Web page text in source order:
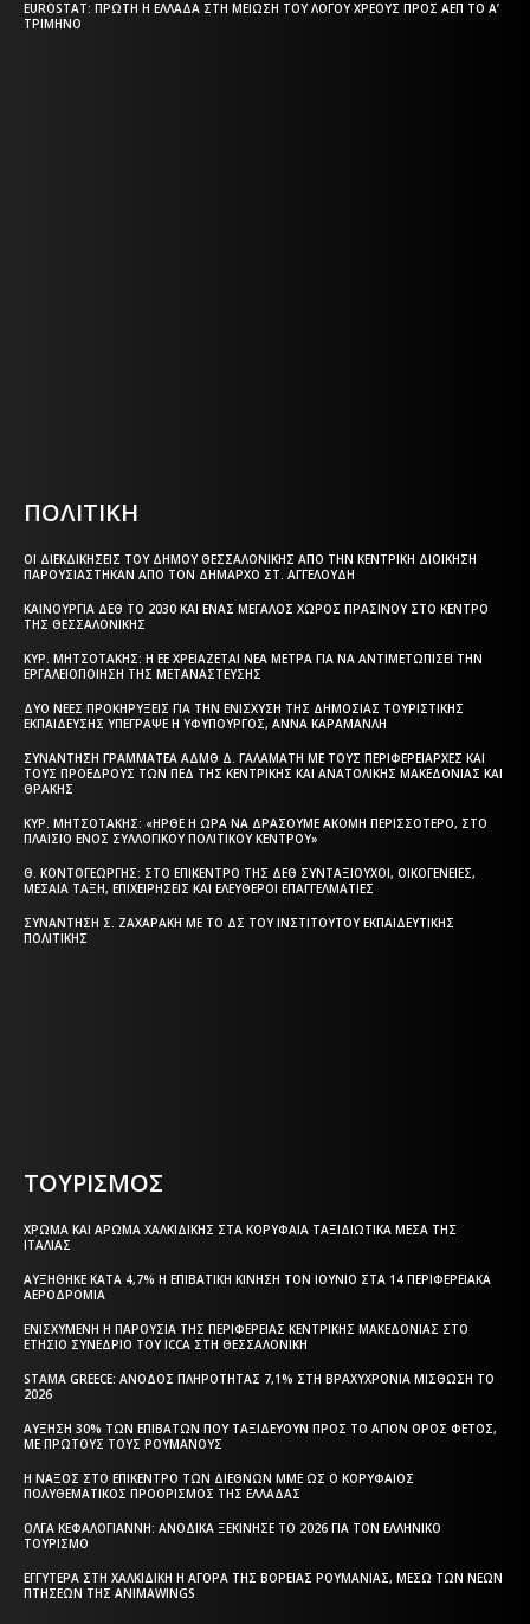
EUROSTAT: ΠΡΏΤΗ Η ΕΛΛΆΔΑ ΣΤΗ ΜΕΊΩΣΗ ΤΟΥ ΛΌΓΟΥ ΧΡΈΟΥΣ ΠΡΟΣ ΑΕΠ ΤΟ Α’
ΤΡΊΜΗΝΟ
ΠΟΛΙΤΙΚΗ
ΟΙ ΔΙΕΚΔΙΚΉΣΕΙΣ ΤΟΥ ΔΉΜΟΥ ΘΕΣΣΑΛΟΝΊΚΗΣ ΑΠΌ ΤΗΝ ΚΕΝΤΡΙΚΉ ΔΙΟΊΚΗΣΗ
ΠΑΡΟΥΣΙΆΣΤΗΚΑΝ ΑΠΌ ΤΟΝ ΔΉΜΑΡΧΟ ΣΤ. ΑΓΓΕΛΟΎΔΗ
ΚΑΙΝΟΎΡΓΙΑ ΔΕΘ ΤΟ 2030 ΚΑΙ ΈΝΑΣ ΜΕΓΆΛΟΣ ΧΏΡΟΣ ΠΡΑΣΊΝΟΥ ΣΤΟ ΚΈΝΤΡΟ
ΤΗΣ ΘΕΣΣΑΛΟΝΊΚΗΣ
ΚΥΡ. ΜΗΤΣΟΤΆΚΗΣ: Η ΕΕ ΧΡΕΙΆΖΕΤΑΙ ΝΈΑ ΜΈΤΡΑ ΓΙΑ ΝΑ ΑΝΤΙΜΕΤΩΠΊΣΕΙ ΤΗΝ
ΕΡΓΑΛΕΙΟΠΟΊΗΣΗ ΤΗΣ ΜΕΤΑΝΆΣΤΕΥΣΗΣ
ΔΎΟ ΝΈΕΣ ΠΡΟΚΗΡΎΞΕΙΣ ΓΙΑ ΤΗΝ ΕΝΊΣΧΥΣΗ ΤΗΣ ΔΗΜΌΣΙΑΣ ΤΟΥΡΙΣΤΙΚΉΣ
ΕΚΠΑΊΔΕΥΣΗΣ ΥΠΈΓΡΑΨΕ Η ΥΦΥΠΟΥΡΓΌΣ, ΆΝΝΑ ΚΑΡΑΜΑΝΛΉ
ΣΥΝΆΝΤΗΣΗ ΓΡΑΜΜΑΤΈΑ ΑΔΜΘ Δ. ΓΑΛΑΜΆΤΗ ΜΕ ΤΟΥΣ ΠΕΡΙΦΕΡΕΙΆΡΧΕΣ ΚΑΙ
ΤΟΥΣ ΠΡΟΈΔΡΟΥΣ ΤΩΝ ΠΕΔ ΤΗΣ ΚΕΝΤΡΙΚΉΣ ΚΑΙ ΑΝΑΤΟΛΙΚΉΣ ΜΑΚΕΔΟΝΊΑΣ ΚΑΙ
ΘΡΆΚΗΣ
ΚΥΡ. ΜΗΤΣΟΤΆΚΗΣ: «ΉΡΘΕ Η ΏΡΑ ΝΑ ΔΡΆΣΟΥΜΕ ΑΚΌΜΗ ΠΕΡΙΣΣΌΤΕΡΟ, ΣΤΟ
ΠΛΑΊΣΙΟ ΕΝΌΣ ΣΥΛΛΟΓΙΚΟΎ ΠΟΛΙΤΙΚΟΎ ΚΈΝΤΡΟΥ»
Θ. ΚΟΝΤΟΓΕΏΡΓΗΣ: ΣΤΟ ΕΠΊΚΕΝΤΡΟ ΤΗΣ ΔΕΘ ΣΥΝΤΑΞΙΟΎΧΟΙ, ΟΙΚΟΓΈΝΕΙΕΣ,
ΜΕΣΑΊΑ ΤΆΞΗ, ΕΠΙΧΕΙΡΉΣΕΙΣ ΚΑΙ ΕΛΕΎΘΕΡΟΙ ΕΠΑΓΓΕΛΜΑΤΊΕΣ
ΣΥΝΆΝΤΗΣΗ Σ. ΖΑΧΑΡΆΚΗ ΜΕ ΤΟ ΔΣ ΤΟΥ ΙΝΣΤΙΤΟΎΤΟΥ ΕΚΠΑΙΔΕΥΤΙΚΉΣ
ΠΟΛΙΤΙΚΉΣ
ΤΟΥΡΙΣΜΟΣ
ΧΡΏΜΑ ΚΑΙ ΆΡΩΜΑ ΧΑΛΚΙΔΙΚΉΣ ΣΤΑ ΚΟΡΥΦΑΊΑ ΤΑΞΙΔΙΩΤΙΚΆ ΜΈΣΑ ΤΗΣ
ΙΤΑΛΊΑΣ
ΑΥΞΉΘΗΚΕ ΚΑΤΆ 4,7% Η ΕΠΙΒΑΤΙΚΉ ΚΊΝΗΣΗ ΤΟΝ ΙΟΎΝΙΟ ΣΤΑ 14 ΠΕΡΙΦΕΡΕΙΑΚΆ
ΑΕΡΟΔΡΌΜΙΑ
ΕΝΙΣΧΥΜΈΝΗ Η ΠΑΡΟΥΣΊΑ ΤΗΣ ΠΕΡΙΦΈΡΕΙΑΣ ΚΕΝΤΡΙΚΉΣ ΜΑΚΕΔΟΝΊΑΣ ΣΤΟ
ΕΤΉΣΙΟ ΣΥΝΈΔΡΙΟ ΤΟΥ ICCA ΣΤΗ ΘΕΣΣΑΛΟΝΊΚΗ
STAMA GREECE: ΆΝΟΔΟΣ ΠΛΗΡΌΤΗΤΑΣ 7,1% ΣΤΗ ΒΡΑΧΥΧΡΌΝΙΑ ΜΊΣΘΩΣΗ ΤΟ
2026
ΑΎΞΗΣΗ 30% ΤΩΝ ΕΠΙΒΑΤΏΝ ΠΟΥ ΤΑΞΙΔΕΎΟΥΝ ΠΡΟΣ ΤΟ ΆΓΙΟΝ ΌΡΟΣ ΦΈΤΟΣ,
ΜΕ ΠΡΏΤΟΥΣ ΤΟΥΣ ΡΟΥΜΆΝΟΥΣ
Η ΝΆΞΟΣ ΣΤΟ ΕΠΊΚΕΝΤΡΟ ΤΩΝ ΔΙΕΘΝΏΝ ΜΜΕ ΩΣ Ο ΚΟΡΥΦΑΊΟΣ
ΠΟΛΥΘΕΜΑΤΙΚΌΣ ΠΡΟΟΡΙΣΜΌΣ ΤΗΣ ΕΛΛΆΔΑΣ
ΌΛΓΑ ΚΕΦΑΛΟΓΙΆΝΝΗ: ΑΝΟΔΙΚΆ ΞΕΚΊΝΗΣΕ ΤΟ 2026 ΓΙΑ ΤΟΝ ΕΛΛΗΝΙΚΌ
ΤΟΥΡΙΣΜΌ
ΕΓΓΎΤΕΡΑ ΣΤΗ ΧΑΛΚΙΔΙΚΉ Η ΑΓΟΡΆ ΤΗΣ ΒΌΡΕΙΑΣ ΡΟΥΜΑΝΊΑΣ, ΜΈΣΩ ΤΩΝ ΝΈΩΝ
ΠΤΉΣΕΩΝ ΤΗΣ ANIMAWINGS